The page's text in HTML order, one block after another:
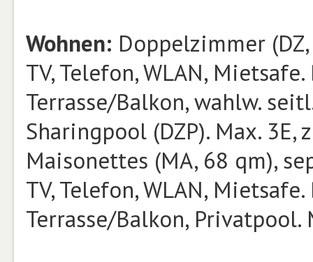
Wohnen: Doppelzimmer
TV, Telefon, WLAN, Mietsafe.
Terrasse/Balkon, wahlw.
Sharingpool (DZP). Max.
Maisonettes (MA, 68 qm),
TV, Telefon, WLAN, Mietsafe.
Terrasse/Balkon, Privatpool.